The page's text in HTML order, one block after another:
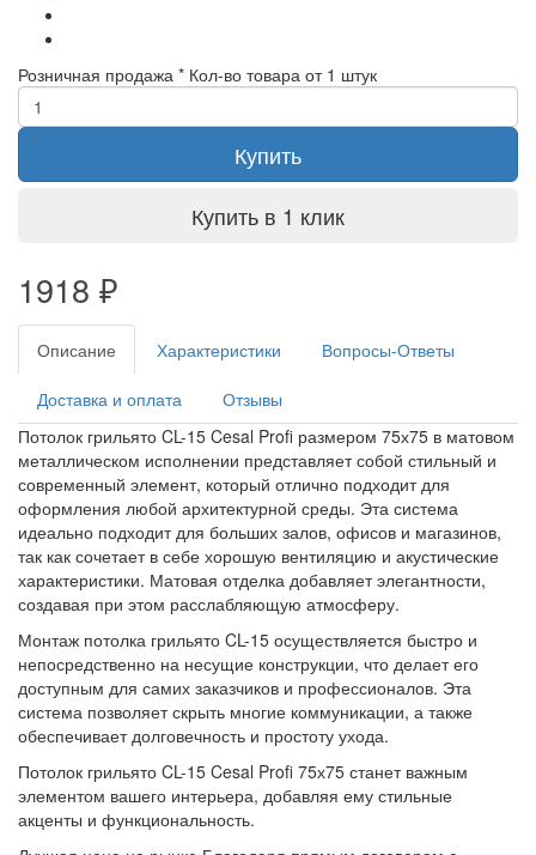
Розничная продажа * Кол-во товара от 1 штук
Купить
Купить в 1 клик
1918 ₽
Описание Характеристики Вопросы-Ответы
Доставка и оплата
Отзывы
Потолок грильято CL-15 Cesal Profi размером 75х75 в матовом
металлическом исполнении представляет собой стильный и
современный элемент, который отлично подходит для
оформления любой архитектурной среды. Эта система
идеально подходит для больших залов, офисов и магазинов,
так как сочетает в себе хорошую вентиляцию и акустические
характеристики. Матовая отделка добавляет элегантности,
создавая при этом расслабляющую атмосферу.
Монтаж потолка грильято CL-15 осуществляется быстро и
непосредственно на несущие конструкции, что делает его
доступным для самих заказчиков и профессионалов. Эта
система позволяет скрыть многие коммуникации, а также
обеспечивает долговечность и простоту ухода.
Потолок грильято CL-15 Cesal Profi 75х75 станет важным
элементом вашего интерьера, добавляя ему стильные
акценты и функциональность.